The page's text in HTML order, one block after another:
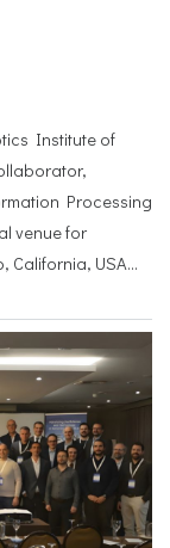
Institute of
Processing
venue for
California, USA...